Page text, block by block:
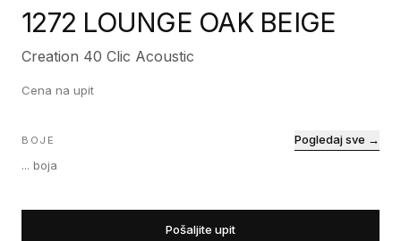
1272 LOUNGE OAK BEIGE
Creation 40 Clic Acoustic
Cena na upit
BOJE
... boja
Pogledaj sve →
Pošaljite upit